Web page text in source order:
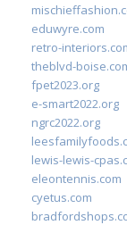
eduwyre.com
retro-
theblvd-
fpet2023.org
e-smart2022.org
ngrc2022.org
lewis-lewis-
eleontennis.com
cyetus.com